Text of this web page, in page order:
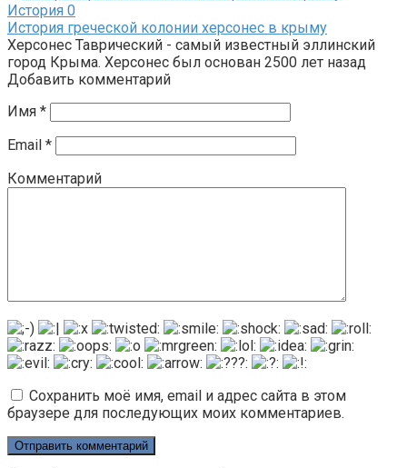
История 0
История греческой колонии херсонес в крыму
Херсонес Таврический - самый известный эллинский
город Крыма. Херсонес был основан 2500 лет назад
Добавить комментарий
Имя *
Email *
Комментарий
Сохранить моё имя, email и адрес сайта в этом
браузере для последующих моих комментариев.